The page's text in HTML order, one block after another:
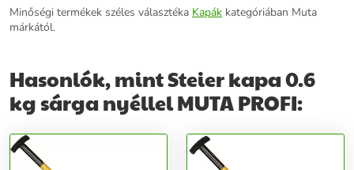
Minőségi termékek széles választéka Kapák kategóriában Muta
márkától.
Hasonlók, mint Steier kapa 0.6
kg sárga nyéllel MUTA PROFI: